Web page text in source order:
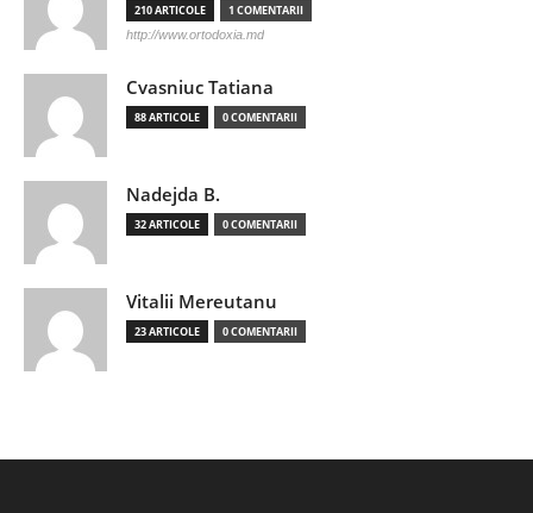
210 ARTICOLE 1 COMENTARII
http://www.ortodoxia.md
Cvasniuc Tatiana
88 ARTICOLE 0 COMENTARII
Nadejda B.
32 ARTICOLE 0 COMENTARII
Vitalii Mereutanu
23 ARTICOLE 0 COMENTARII